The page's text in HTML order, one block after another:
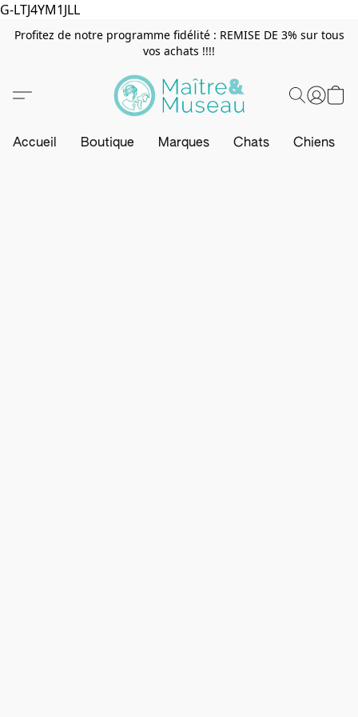
G-LTJ4YM1JLL
Profitez de notre programme fidélité : REMISE DE 3% sur tous
vos achats !!!!
Accueil Boutique Marques Chats Chiens